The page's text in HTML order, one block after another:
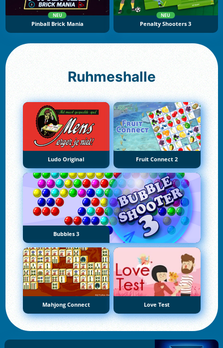
NEU
Pinball Brick Mania
NEU
Penalty Shooters 3
Ruhmeshalle
Ludo Original Fruit Connect 2
Bubbles 3
Mahjong Connect Love Test